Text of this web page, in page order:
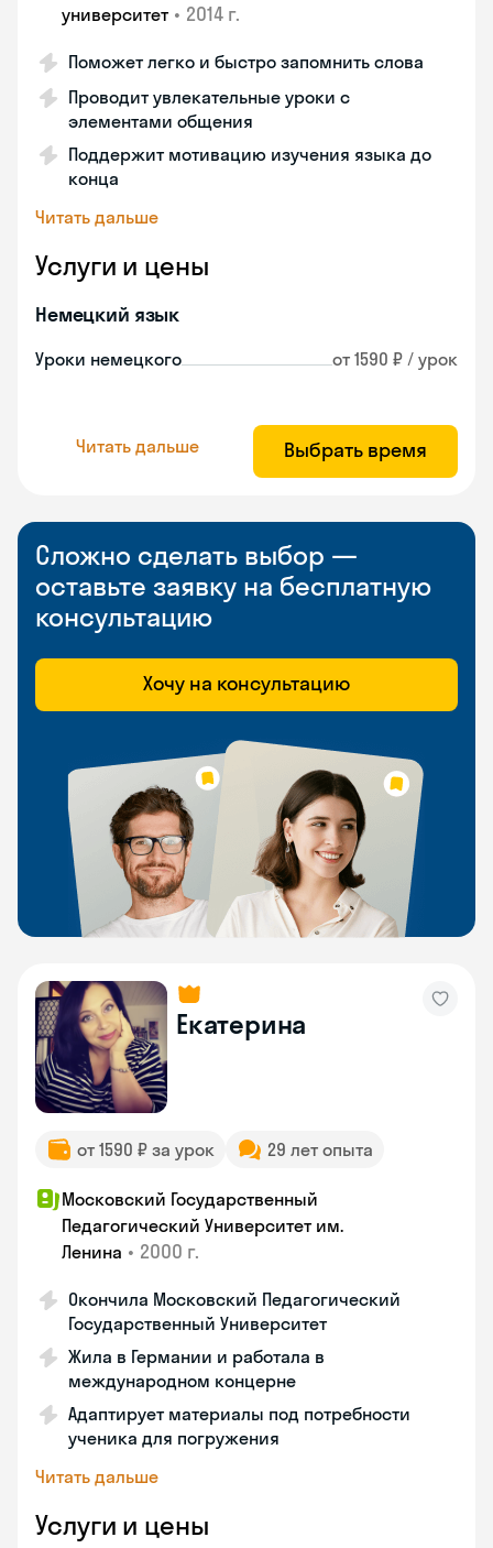
университет • 2014 г.
Поможет легко и быстро запомнить слова
Проводит увлекательные уроки с
элементами общения
Поддержит мотивацию изучения языка до
конца
Читать дальше
Услуги и цены
Немецкий язык
Уроки немецкого от 1590 ₽ / урок
Читать дальше Выбрать время
Сложно сделать выбор —
оставьте заявку на бесплатную
консультацию
Хочу на консультацию
Екатерина
от 1590 ₽ за урок 29 лет опыта
Московский Государственный
Педагогический Университет им.
Ленина • 2000 г.
Окончила Московский Педагогический
Государственный Университет
Жила в Германии и работала в
международном концерне
Адаптирует материалы под потребности
ученика для погружения
Читать дальше
Услуги и цены